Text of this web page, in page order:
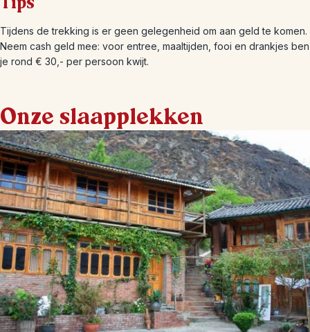
Tijdens de trekking is er geen gelegenheid om aan geld te komen.
Neem cash geld mee: voor entree, maaltijden, fooi en drankjes ben
je rond € 30,- per persoon kwijt.
Onze slaapplekken